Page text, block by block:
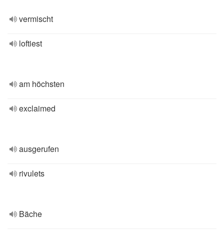
vermischt
loftiest
am höchsten
exclaimed
ausgerufen
rivulets
Bäche